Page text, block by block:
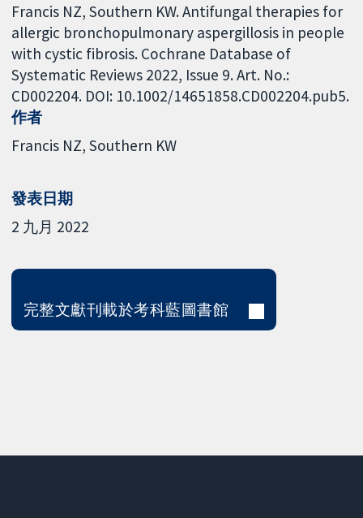
Francis NZ, Southern KW. Antifungal therapies for
allergic bronchopulmonary aspergillosis in people
with cystic fibrosis. Cochrane Database of
Systematic Reviews 2022, Issue 9. Art. No.:
CD002204. DOI: 10.1002/14651858.CD002204.pub5.
作者
Francis NZ Southern KW
發表日期
2 九月 2022
完整文獻刊載於考科藍圖書館